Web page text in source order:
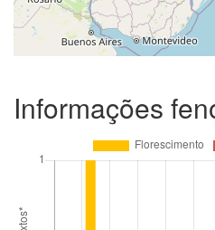
Informações